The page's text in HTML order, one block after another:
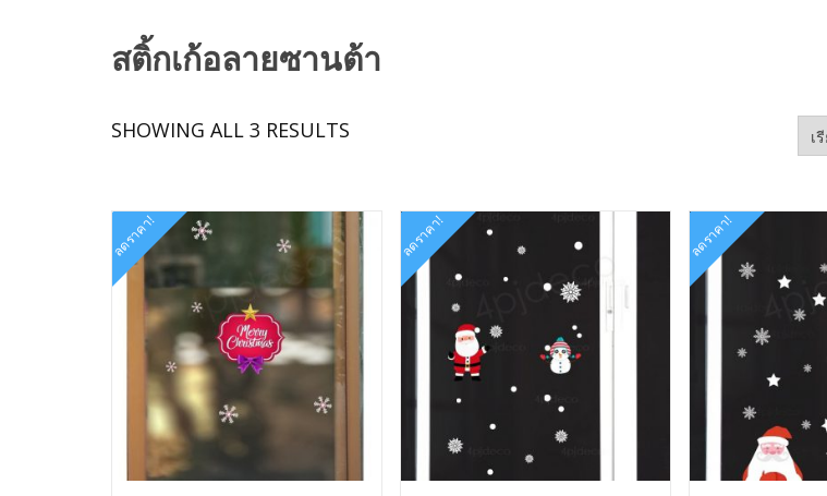
สติ้กเก้อลายซานต้า
SHOWING ALL 3 RESULTS
ลดราคา! ลดราคา! ลดราคา!